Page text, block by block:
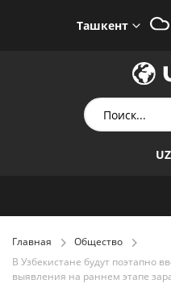
Ташкент
UZ
Главная
Общество
В Узбекистане будут поэтапно
выявления на раннем этапе